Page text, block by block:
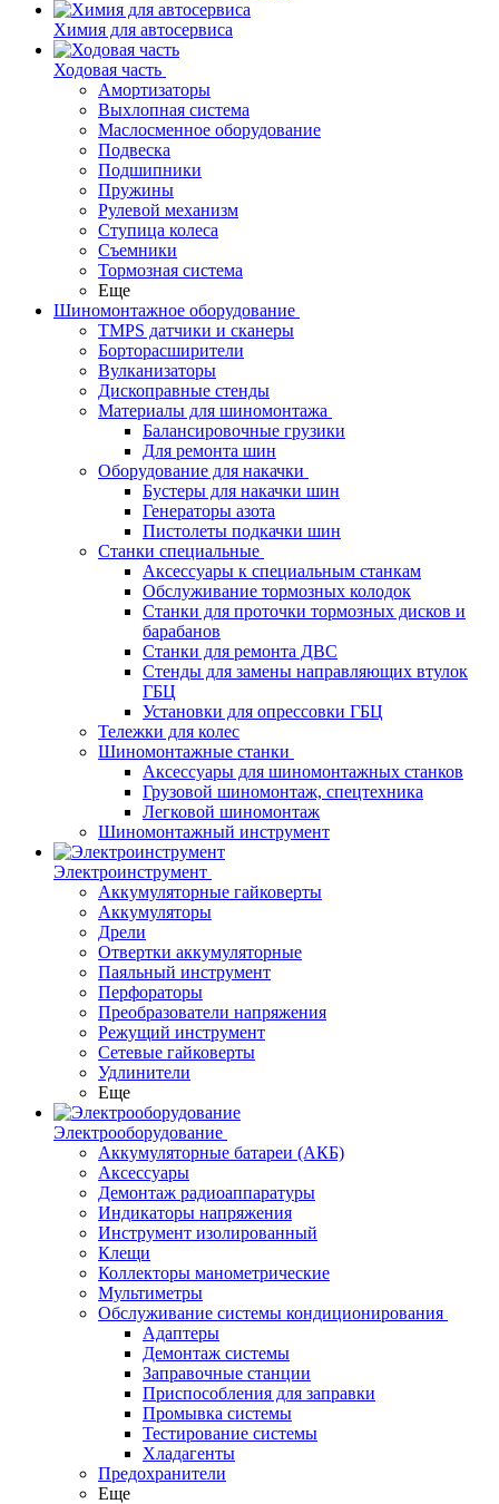
Химия для автосервиса
Ходовая часть
Амортизаторы
Выхлопная система
Маслосменное оборудование
Подвеска
Подшипники
Пружины
Рулевой механизм
Ступица колеса
Съемники
Тормозная система
Еще
Шиномонтажное оборудование
TMPS датчики и сканеры
Борторасширители
Вулканизаторы
Дископравные стенды
Материалы для шиномонтажа
Балансировочные грузики
Для ремонта шин
Оборудование для накачки
Бустеры для накачки шин
Генераторы азота
Пистолеты подкачки шин
Станки специальные
Аксессуары к специальным станкам
Обслуживание тормозных колодок
Станки для проточки тормозных дисков и
барабанов
Станки для ремонта ДВС
Стенды для замены направляющих втулок
ГБЦ
Установки для опрессовки ГБЦ
Тележки для колес
Шиномонтажные станки
Аксессуары для шиномонтажных станков
Грузовой шиномонтаж, спецтехника
Легковой шиномонтаж
Шиномонтажный инструмент
Электроинструмент
Аккумуляторные гайковерты
Аккумуляторы
Дрели
Отвертки аккумуляторные
Паяльный инструмент
Перфораторы
Преобразователи напряжения
Режущий инструмент
Сетевые гайковерты
Удлинители
Еще
Электрооборудование
Аккумуляторные батареи (АКБ)
Аксессуары
Демонтаж радиоаппаратуры
Индикаторы напряжения
Инструмент изолированный
Клещи
Коллекторы манометрические
Мультиметры
Обслуживание системы кондиционирования
Адаптеры
Демонтаж системы
Заправочные станции
Приспособления для заправки
Промывка системы
Тестирование системы
Хладагенты
Предохранители
Еще